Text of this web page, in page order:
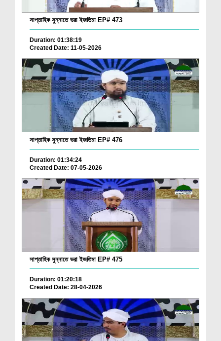
সাপ্তাহিক সুন্নাতে ভরা ইজতিমা EP# 473
Duration: 01:38:19
Created Date: 11-05-2026
সাপ্তাহিক সুন্নাতে ভরা ইজতিমা EP# 476
Duration: 01:34:24
Created Date: 07-05-2026
সাপ্তাহিক সুন্নাতে ভরা ইজতিমা EP# 475
Duration: 01:20:18
Created Date: 28-04-2026